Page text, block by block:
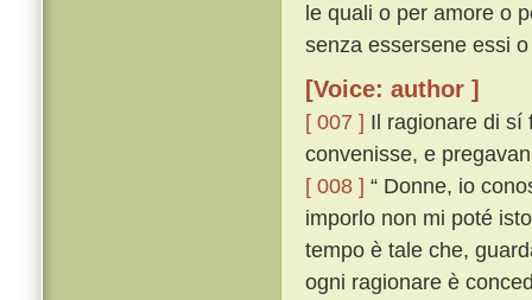
le quali o per amore o
senza essersene essi
[Voice: author ]
[ 007 ] Il ragionare di sí
convenisse, e
[ 008 ] “ Donne, io
imporlo non mi poté
tempo è tale che,
ogni ragionare è